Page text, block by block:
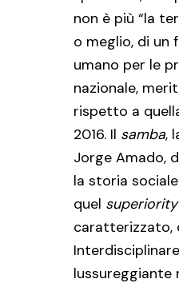
non è più “la
o meglio, di un
umano per le
nazionale,
rispetto a
2016. Il samba,
Jorge Amado,
la storia
quel
caratterizzato,
lussureggiante